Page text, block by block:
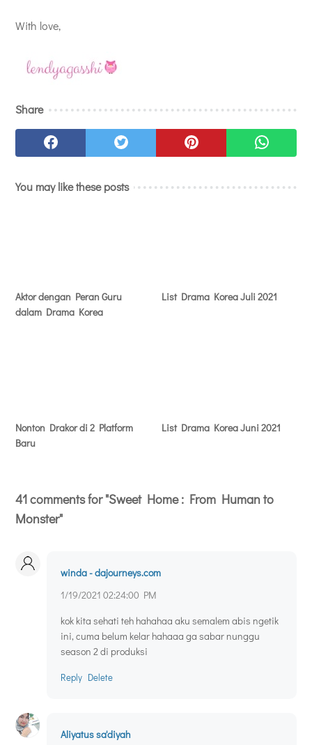
With love,
Share
You may like these posts
Aktor dengan Peran Guru
dalam Drama Korea
List Drama Korea Juli 2021
Nonton Drakor di 2 Platform
Baru
List Drama Korea Juni 2021
41 comments for "Sweet Home : From Human to
Monster"
winda - dajourneys.com
1/19/2021 02:24:00 PM
kok kita sehati teh hahahaa aku semalem abis ngetik
ini, cuma belum kelar hahaaa ga sabar nunggu
season 2 di produksi
Reply Delete
Aliyatus sa'diyah